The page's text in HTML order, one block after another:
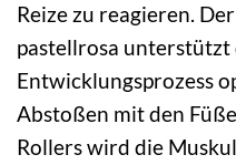
Reize zu reagieren.
pastellrosa unterstützt
Entwicklungsprozess
Abstoßen mit den
Rollers wird die